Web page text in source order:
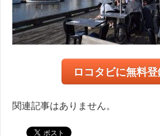
ロコタビに無料
関連記事はありません。